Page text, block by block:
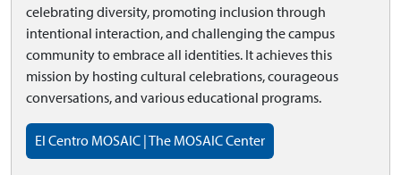
celebrating diversity, promoting inclusion through
intentional interaction, and challenging the campus
community to embrace all identities. It achieves this
mission by hosting cultural celebrations, courageous
conversations, and various educational programs.
El Centro MOSAIC | The MOSAIC Center